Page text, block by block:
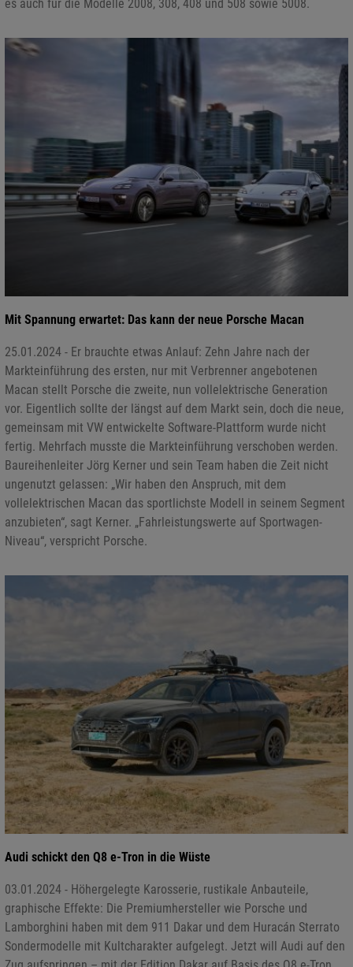
es auch für die Modelle 2008, 308, 408 und 508 sowie 5008.
Mit Spannung erwartet: Das kann der neue Porsche Macan
25.01.2024 - Er brauchte etwas Anlauf: Zehn Jahre nach der
Markteinführung des ersten, nur mit Verbrenner angebotenen
Macan stellt Porsche die zweite, nun vollelektrische Generation
vor. Eigentlich sollte der längst auf dem Markt sein, doch die neue,
gemeinsam mit VW entwickelte Software-Plattform wurde nicht
fertig. Mehrfach musste die Markteinführung verschoben werden.
Baureihenleiter Jörg Kerner und sein Team haben die Zeit nicht
ungenutzt gelassen: „Wir haben den Anspruch, mit dem
vollelektrischen Macan das sportlichste Modell in seinem Segment
anzubieten“, sagt Kerner. „Fahrleistungswerte auf Sportwagen-
Niveau“, verspricht Porsche.
Audi schickt den Q8 e-Tron in die Wüste
03.01.2024 - Höhergelegte Karosserie, rustikale Anbauteile,
graphische Effekte: Die Premiumhersteller wie Porsche und
Lamborghini haben mit dem 911 Dakar und dem Huracán Sterrato
Sondermodelle mit Kultcharakter aufgelegt. Jetzt will Audi auf den